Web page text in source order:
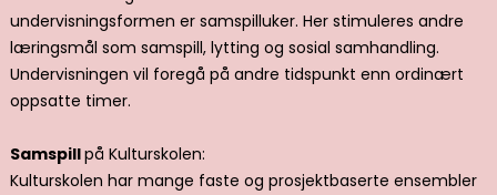
undervisningsformen er samspilluker. Her stimuleres andre
læringsmål som samspill, lytting og sosial samhandling.
Undervisningen vil foregå på andre tidspunkt enn ordinært
oppsatte timer.
Samspillpå Kulturskolen:
Kulturskolen har mange faste og prosjektbaserte ensembler